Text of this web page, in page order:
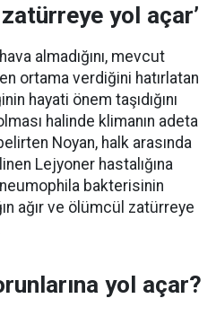
yol açar’
almadığını, mevcut
ortama verdiğini hatırlatan
hayati önem taşıdığını
halinde klimanın adeta
Noyan, halk arasında
Lejyoner hastalığına
bakterisinin
ağır ve ölümcül zatürreye
yol açar?